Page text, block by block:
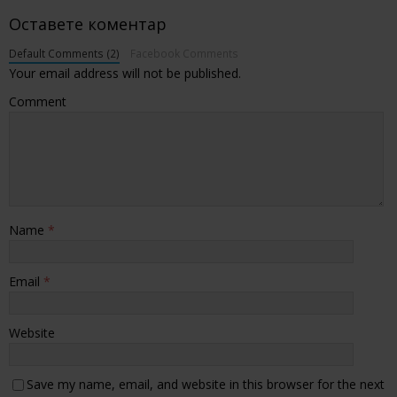
Оставете коментар
Default Comments (2)
Your email address will not be published.
Comment
Name *
Email *
Website
Save my name, email, and website in this browser for the next